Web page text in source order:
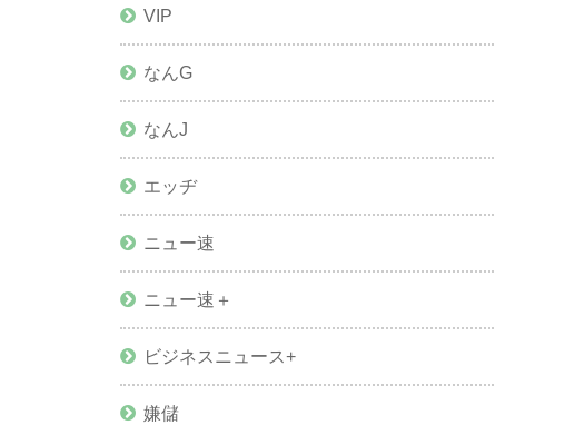
VIP
なんG
なんJ
エッヂ
ニュー速
ニュー速＋
ビジネスニュース+
嫌儲